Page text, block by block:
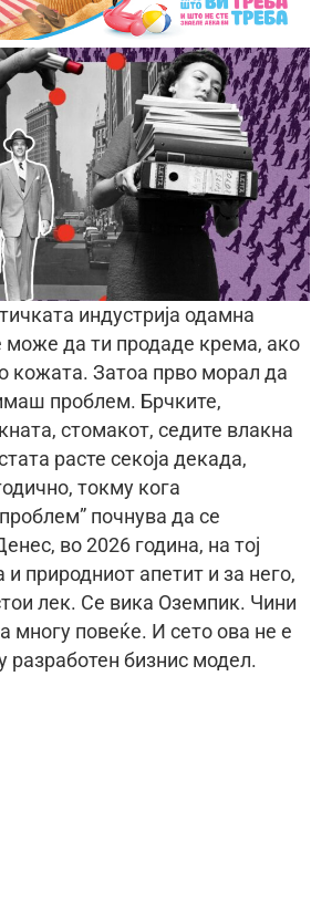
индустрија одамна
може да ти продаде крема, ако
кожата. Затоа прво морал да
проблем. Брчките,
стомакот, седите влакна
расте секоја декада,
токму кога
почнува да се
во 2026 година, на тој
и природниот апетит и за него,
лек. Се вика Оземпик. Чини
многу повеќе. И сето ова не е
разработен бизнис модел.